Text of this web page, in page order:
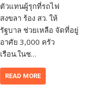
ตัวแทนผู้รุกที่รถไฟ
สงขลา ร้อง สว. ให้
รัฐบาล ช่วยเหลือ จัดที่อยู่
อาศัย 3,000 ครัว
เรือน.ในช…
READ MORE